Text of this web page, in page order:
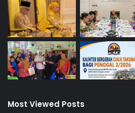
Most Viewed Posts